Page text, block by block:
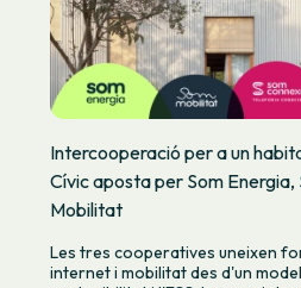
Intercooperació per a un
Cívic aposta per Som Energia,
Mobilitat
Les tres cooperatives uneixen
internet i mobilitat des d'un